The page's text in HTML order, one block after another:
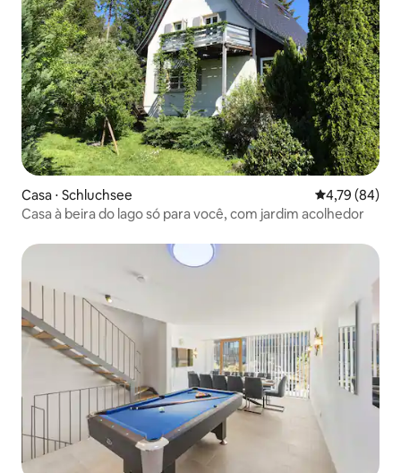
Casa ⋅ Schluchsee 4,79 de uma
4,79 (84)
Casa à beira do lago só para você, com jardim acolhedor